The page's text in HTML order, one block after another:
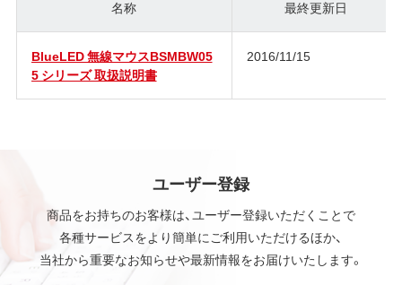
名称 最終更新日
BlueLED 無線マウスBSMBW05
5 シリーズ 取扱説明書
2016/11/15
ユーザー登録
商品をお持ちのお客様は、ユーザー登録いただくことで
各種サービスをより簡単にご利用いただけるほか、
当社から重要なお知らせや最新情報をお届けいたします。